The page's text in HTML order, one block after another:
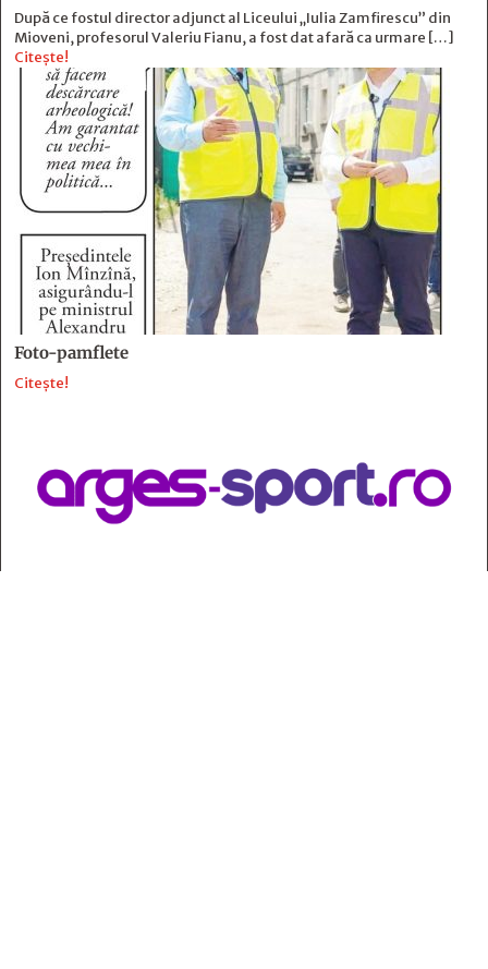
După ce fostul director adjunct al Liceului „Iulia Zamfirescu” din
Mioveni, profesorul Valeriu Fianu, a fost dat afară ca urmare […]
Citește!
Foto-pamflete
Citește!